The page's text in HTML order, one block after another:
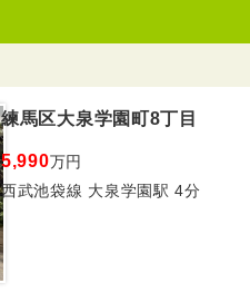
練馬区大泉学園町8丁目
5,990万円
西武池袋線 大泉学園駅 4分